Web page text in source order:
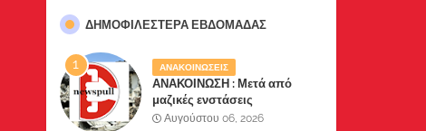
ΔΗΜΟΦΙΛΈΣΤΕΡΑ ΕΒΔΟΜΆΔΑΣ
ΑΝΑΚΟΙΝΩΣΕΙΣ
ΑΝΑΚΟΙΝΩΣΗ : Μετά από
μαζικές ενστάσεις
αναγνωστών μας, το site μας
Αυγούστου 06, 2026